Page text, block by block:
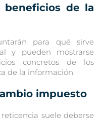
beneficios de la
para qué sirve
y pueden mostrarse
concretos de los
de la información.
impuesto
suele deberse